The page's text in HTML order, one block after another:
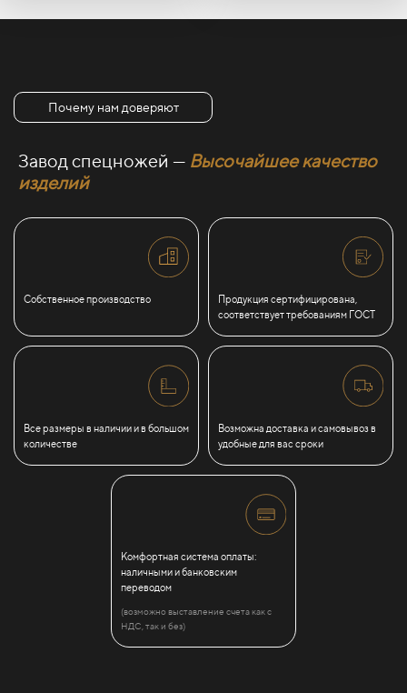
Почему нам доверяют
Завод спецножей — Высочайшее качество
изделий
Собственное производство
Продукция сертифицирована,
соответствует требованиям ГОСТ
Все размеры в наличии и в большом
количестве
Возможна доставка и самовывоз в
удобные для вас сроки
Комфортная система оплаты:
наличными и банковским
переводом
(возможно выставление счета как с
НДС, так и без)